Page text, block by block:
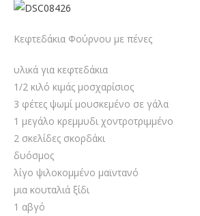
Κεφτεδάκια Φούρνου με πένες
υλικά για κεφτεδάκια
1/2 κιλό κιμάς μοσχαρίσιος
3 φέτες ψωμί μουσκεμένο σε γάλα
1 μεγάλο κρεμμυδι χοντροτριμμένο
2 σκελίδες σκορδάκι
δυόσμος
λίγο ψιλοκομμένο μαϊντανό
μια κουταλιά ξίδι
1 αβγό